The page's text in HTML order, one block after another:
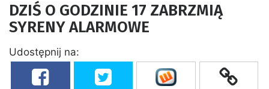
DZIŚ O GODZINIE 17 ZABRZMIĄ
SYRENY ALARMOWE
Udostępnij na: